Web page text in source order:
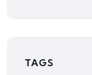
TAGS